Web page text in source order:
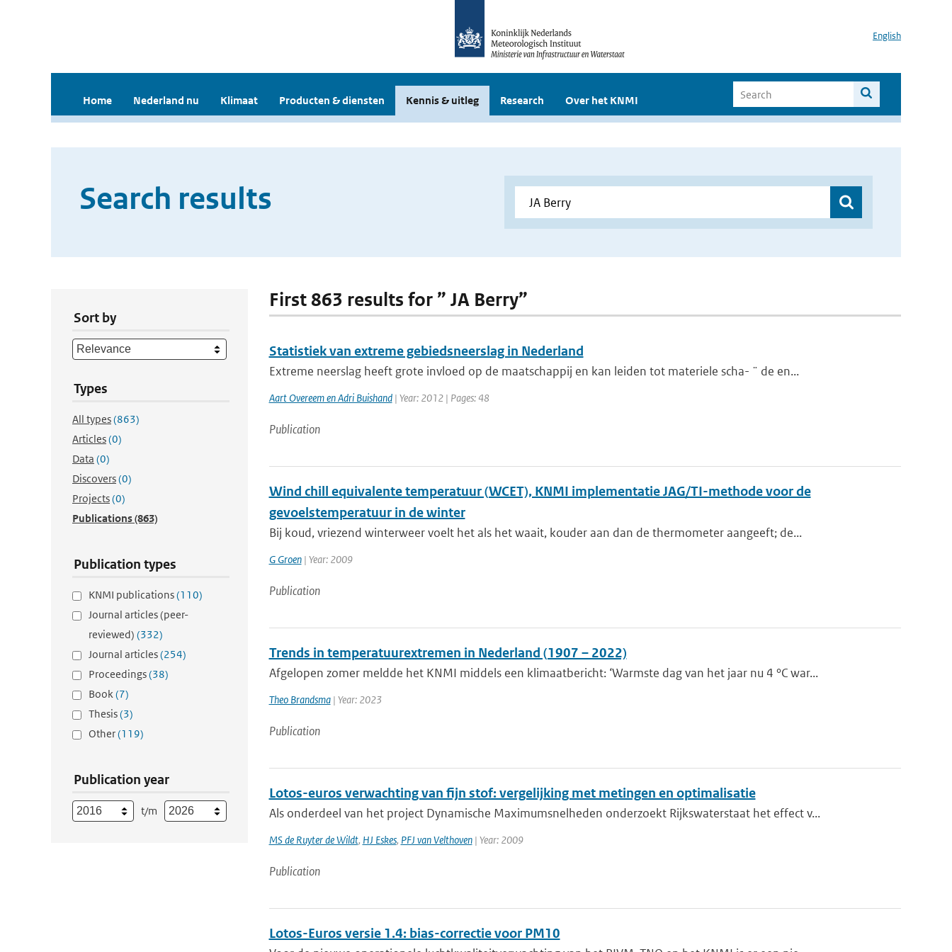
English
Home Nederland nu Klimaat Producten & diensten Kennis & uitleg Research Over het KNMI
Search results
Sort by
Types
All types(863)
Articles(0)
Data (0)
Discovers(0)
Projects(0)
Publications(863)
Publication types
KNMI publications(110)
Journal articles (peer-
reviewed) (332)
Journal articles(254)
Proceedings(38)
Book(7)
Thesis(3)
Other(119)
Publication year
t/m
First 863 results for ” JA Berry”
Statistiek van extreme gebiedsneerslag in Nederland
Extreme neerslag heeft grote invloed op de maatschappij en kan leiden tot materiele scha- ¨ de en...
Aart Overeem en Adri Buishand| Year: 2012 | Pages: 48
Publication
Wind chill equivalente temperatuur (WCET), KNMI implementatie JAG/TI-methode voor de
gevoelstemperatuur in de winter
Bij koud, vriezend winterweer voelt het als het waait, kouder aan dan de thermometer aangeeft; de...
G Groen| Year: 2009
Publication
Trends in temperatuurextremen in Nederland (1907 – 2022)
Afgelopen zomer meldde het KNMI middels een klimaatbericht: ‘Warmste dag van het jaar nu 4 °C war...
Theo Brandsma| Year: 2023
Publication
Lotos-euros verwachting van fijn stof: vergelijking met metingen en optimalisatie
Als onderdeel van het project Dynamische Maximumsnelheden onderzoekt Rijkswaterstaat het effect v...
MS de Ruyter de Wildt, HJ Eskes, PFJ van Velthoven| Year: 2009
Publication
Lotos-Euros versie 1.4: bias-correctie voor PM10